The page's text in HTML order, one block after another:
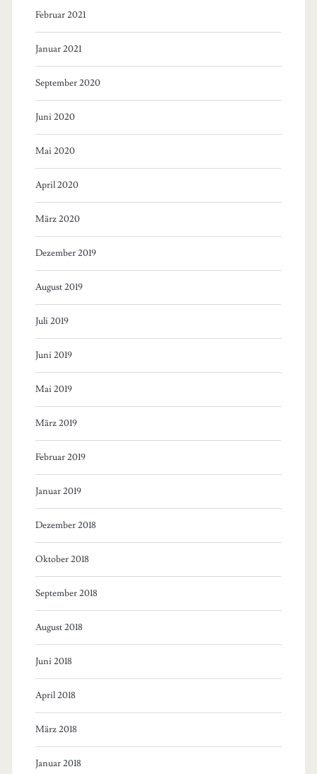
Februar 2021
Januar 2021
September 2020
Juni 2020
Mai 2020
April 2020
März 2020
Dezember 2019
August 2019
Juli 2019
Juni 2019
Mai 2019
März 2019
Februar 2019
Januar 2019
Dezember 2018
Oktober 2018
September 2018
August 2018
Juni 2018
April 2018
März 2018
Januar 2018